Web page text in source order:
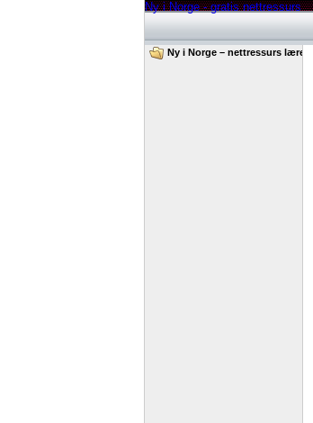
Ny i Norge - gratis nettressurs
Ny i Norge – nettressurs lærer